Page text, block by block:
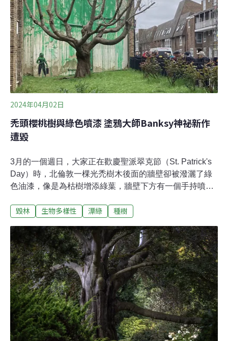
「幫鄰居澆水」將開源專案放上GitHub，讓其他城市也能
建立樹地圖。德國另一座城市萊比錫（Leipzig）就建立了
「澆灌萊比錫」（Leipzig Gießt），人們同樣能夠登記成
為澆水員。
2024年04月02日
禿頭櫻桃樹與綠色噴漆 塗鴉大師Banksy神祕新作
遭毀
3月的一個週日，大家正在歡慶聖派翠克節（St. Patrick's
Day）時，北倫敦一棵光禿樹木後面的牆壁卻被潑灑了綠
色油漆，像是為枯樹增添綠葉，牆壁下方有一個手持噴漆
（Banksy）的新作嗎？這個疑問由本人在社群網站上證
表達什麼？但僅存幾天，這幅創作就遭破壞。漂綠還是伐
木？塗鴉畫作為社區添生命力英國塗鴉大師班克西向來以
諷刺戲謔的畫風聞名，他的真實身分至今無人得知，可說
是全球最知名也最神秘的藝術家之一。他的作品關注氣候
變遷、環境污染、移民救援、俄烏戰爭等社會議題，因
此，外界對新作的聯想也環繞著環境話題。「沒有樹枝，
沒有綠葉，這棵樹看起來很悲傷」，勞勒（Pura Lawler）
告訴《Euronews》，他覺得這幅塗鴉傳達了「森林砍伐」
的故事。
毀林 生物多樣性 漂綠 種樹